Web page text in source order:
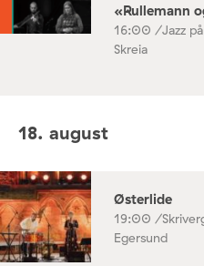
«Rullemann
16:00 /Jazz
Skreia
18. august
Østerlide
19:00 /
Egersund